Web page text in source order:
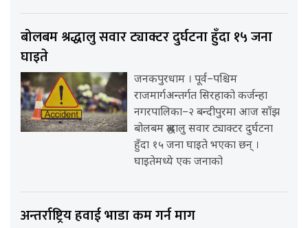
बोलबम श्रद्धालु सवार ट्याक्टर दुर्घटना हुँदा १५ जना
घाइते
जनकपुरधाम । पूर्व–पश्चिम
राजमार्गअन्तर्गत सिरहाको कर्जन्हा
नगरपालिका–२ बन्दीपुरमा आज साँझ
बोलबम श्रद्धालु सवार ट्याक्टर दुर्घटना
हुँदा १५ जना घाइते भएका छन् ।
घाइतेमध्ये एक जनाको
अन्तर्राष्ट्रिय हवाई भाडा कम गर्न माग